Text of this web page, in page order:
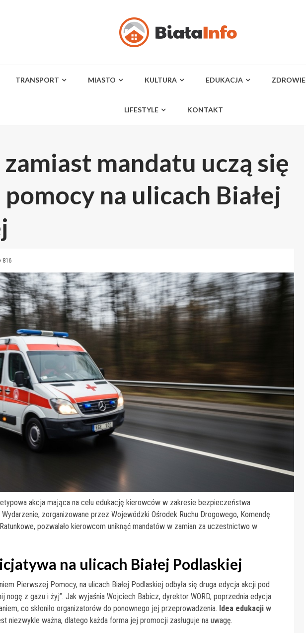
TRANSPORT MIASTO KULTURA EDUKACJA ZDROWIE
LIFESTYLE KONTAKT
mandatu uczą się
na ulicach Białej
816
akcja mająca na celu edukację kierowców w zakresie bezpieczeństwa
zorganizowane przez Wojewódzki Ośrodek Ruchu Drogowego, Komendę
pozwalało kierowcom uniknąć mandatów w zamian za uczestnictwo w
na ulicach Białej Podlaskiej
Pierwszej Pomocy, na ulicach Białej Podlaskiej odbyła się druga edycja akcji pod
nogę z gazu i żyj”. Jak wyjaśnia Wojciech Babicz, dyrektor WORD, poprzednia edycja
co skłoniło organizatorów do ponownego jej przeprowadzenia. Idea edukacji w
niezwykle ważna, dlatego każda forma jej promocji zasługuje na uwagę.